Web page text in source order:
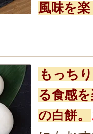
風味を
もっち
る食感
の白餅。